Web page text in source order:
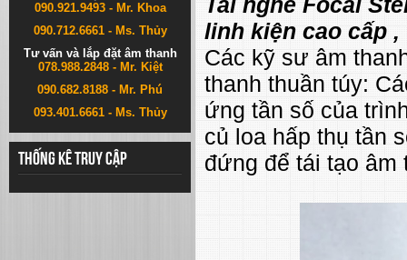
090.921.9493 - Mr. Khoa
090.712.6661 - Ms. Thủy
Tư vấn và lắp đặt âm thanh
078.988.2848 - Mr. Kiệt
090.682.8188 - Mr. Phú
093.401.6661 - Ms. Thủy
Thống kê truy cập
linh kiện cao cấp ,
Các kỹ sư âm
thanh thuần túy:
ứng tần số của
củ loa hấp thụ tần
đứng để tái tạo âm